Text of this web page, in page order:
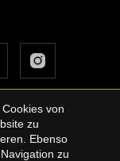
Real Estate
von
zu
Ebenso
zu